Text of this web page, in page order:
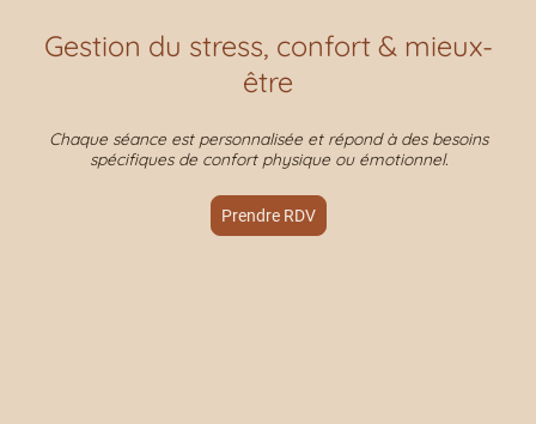
Gestion du stress, confort & mieux-
être
Chaque séance est personnalisée et répond à des besoins
spécifiques de confort physique ou émotionnel.
Prendre RDV